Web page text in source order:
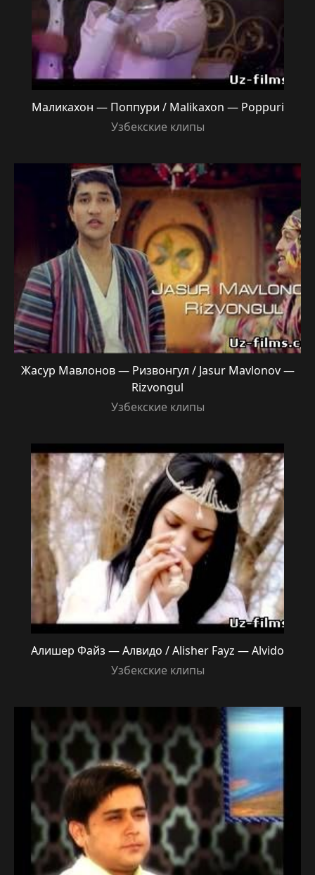
Маликахон — Поппури / Malikaxon — Poppuri
Узбекские клипы
Жасур Мавлонов — Ризвонгул / Jasur Mavlonov —
Rizvongul
Узбекские клипы
Алишер Файз — Алвидо / Alisher Fayz — Alvido
Узбекские клипы